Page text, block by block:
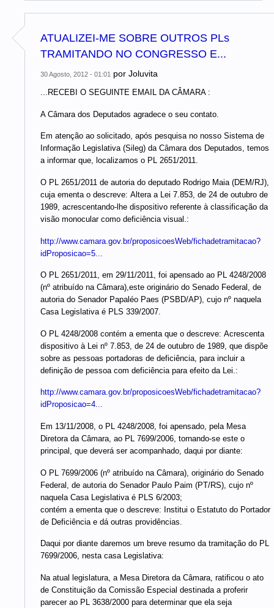
ATUALIZEI-ME SOBRE OUTROS PLs
TRAMITANDO NO CONGRESSO E...
30 Agosto, 2012 - 01:01 por Joluvita
...RECEBI O SEGUINTE EMAIL DA CÂMARA :
A Câmara dos Deputados agradece o seu contato.
Em atenção ao solicitado, após pesquisa no nosso Sistema de
Informação Legislativa (Sileg) da Câmara dos Deputados, temos
a informar que, localizamos o PL 2651/2011.
O PL 2651/2011 de autoria do deputado Rodrigo Maia (DEM/RJ),
cuja ementa o descreve: Altera a Lei 7.853, de 24 de outubro de
1989, acrescentando-lhe dispositivo referente à classificação da
visão monocular como deficiência visual.:
http://www.camara.gov.br/proposicoesWeb/fichadetramitacao?
idProposicao=5...
O PL 2651/2011, em 29/11/2011, foi apensado ao PL 4248/2008
(nº atribuído na Câmara),este originário do Senado Federal, de
autoria do Senador Papaléo Paes (PSBD/AP), cujo nº naquela
Casa Legislativa é PLS 339/2007.
O PL 4248/2008 contém a ementa que o descreve: Acrescenta
dispositivo à Lei nº 7.853, de 24 de outubro de 1989, que dispõe
sobre as pessoas portadoras de deficiência, para incluir a
definição de pessoa com deficiência para efeito da Lei.:
http://www.camara.gov.br/proposicoesWeb/fichadetramitacao?
idProposicao=4...
Em 13/11/2008, o PL 4248/2008, foi apensado, pela Mesa
Diretora da Câmara, ao PL 7699/2006, tornando-se este o
principal, que deverá ser acompanhado, daqui por diante:
O PL 7699/2006 (nº atribuído na Câmara), originário do Senado
Federal, de autoria do Senador Paulo Paim (PT/RS), cujo nº
naquela Casa Legislativa é PLS 6/2003;
contém a ementa que o descreve: Institui o Estatuto do Portador
de Deficiência e dá outras providências.
Daqui por diante daremos um breve resumo da tramitação do PL
7699/2006, nesta casa Legislativa:
Na atual legislatura, a Mesa Diretora da Câmara, ratificou o ato
de Constituição da Comissão Especial destinada a proferir
parecer ao PL 3638/2000 para determinar que ela seja